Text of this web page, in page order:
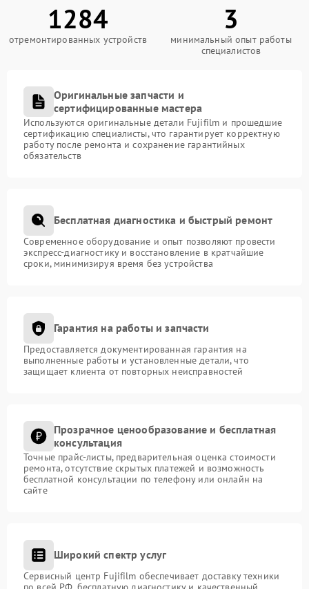
1284
отремонтированных устройств
3
минимальный опыт работы
специалистов
Оригинальные запчасти и
сертифицированные мастера
Используются оригинальные детали Fujifilm и прошедшие
сертификацию специалисты, что гарантирует корректную
работу после ремонта и сохранение гарантийных
обязательств
Бесплатная диагностика и быстрый ремонт
Современное оборудование и опыт позволяют провести
экспресс-диагностику и восстановление в кратчайшие
сроки, минимизируя время без устройства
Гарантия на работы и запчасти
Предоставляется документированная гарантия на
выполненные работы и установленные детали, что
защищает клиента от повторных неисправностей
Прозрачное ценообразование и бесплатная
консультация
Точные прайс-листы, предварительная оценка стоимости
ремонта, отсутствие скрытых платежей и возможность
бесплатной консультации по телефону или онлайн на
сайте
Широкий спектр услуг
Сервисный центр Fujifilm обеспечивает доставку техники